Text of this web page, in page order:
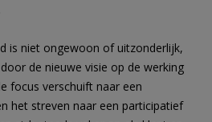
is niet ongewoon of uitzonderlijk,
de nieuwe visie op de werking
focus verschuift naar een
het streven naar een participatief